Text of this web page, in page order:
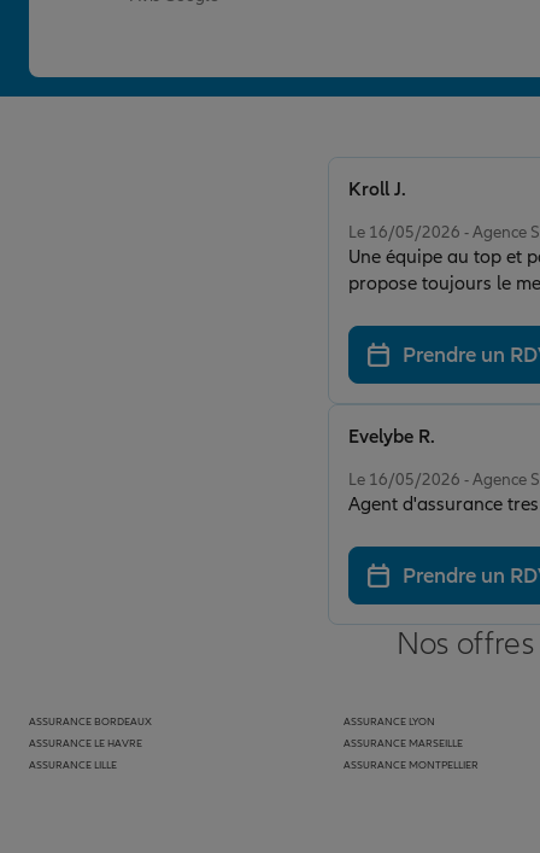
Le 16/05/2026 - Agence
Une équipe au top et
propose toujours le
Kroll J.
Prendre un
Le 16/05/2026 - Agence
Agent d'assurance
Evelybe R.
Prendre un
Nos
ASSURANCE BORDEAUX
ASSURANCE LE HAVRE
ASSURANCE LILLE
ASSURANCE LYON
ASSURANCE MARSEILLE
ASSURANCE MONTPELLIER